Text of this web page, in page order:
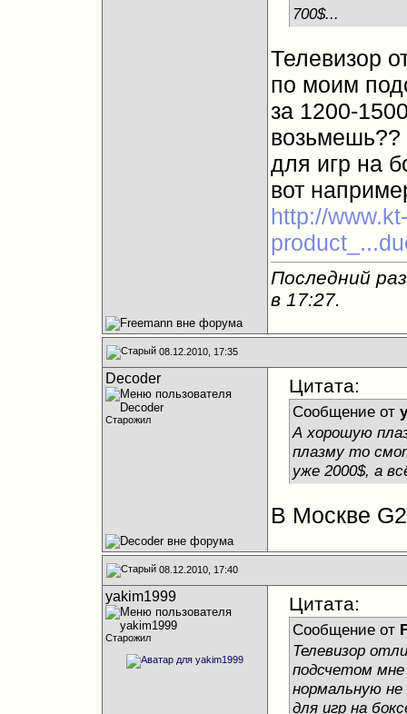
700$...
Телевизор
по моим
за 1200-
для игр на
вот
http://
Последний
в 17:27.
08.12.2010, 17:35
Decoder
Старожил
Цитата:
Сообщение от
А хорошую
плазму то
уже 2000$, а
В Москве
08.12.2010, 17:40
yakim1999
Старожил
Цитата:
Сообщение от
Телевизор
подсчетом мне
нормальную
для игр на